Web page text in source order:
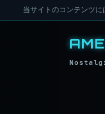
当サイトのコンテンツ